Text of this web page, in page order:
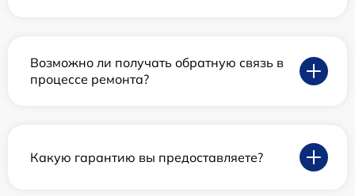
Возможно ли получать обратную связь в
процессе ремонта?
Какую гарантию вы предоставляете?